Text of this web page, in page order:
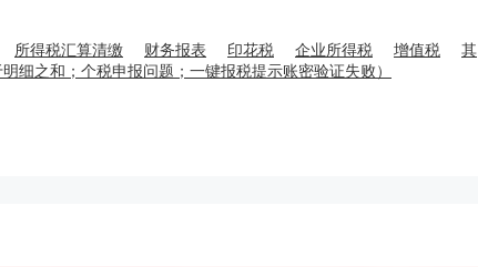
所得税汇算清缴 财务报表 印花税 企业所得税 增值税
其
细之和；个税申报问题；一键报税提示账密验证失败）